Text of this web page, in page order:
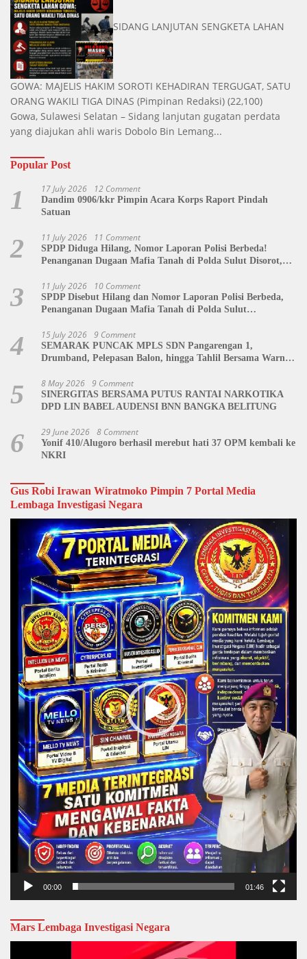
SIDANG LANJUTAN SENGKETA LAHAN
GOWA: MAJELIS HAKIM SOROTI KEHADIRAN TERGUGAT, SATU
ORANG WAKILI TIGA DINAS (Pimpinan Redaksi) (22,100)
Gowa, Sulawesi Selatan – Sidang lanjutan gugatan perdata
yang diajukan ahli waris Dobolo Bin Lemang...
Popular Post
1 17 July 2026 12 Comment
Dandim 0906/kkr Pimpin Acara Korps Raport Pindah
Satuan
2 11 July 2026 11 Comment
SPDP Diduga Hilang, Nomor Laporan Polisi Berbeda!
Penanganan Dugaan Mafia Tanah di Polda Sulut Disorot,
3 11 July 2026 10 Comment
SPDP Disebut Hilang dan Nomor Laporan Polisi Berbeda,
Penanganan Dugaan Mafia Tanah di Polda Sulut
4 15 July 2026 9 Comment
SEMARAK PUNCAK MPLS SDN Pangarengan 1,
Drumband, Pelepasan Balon, hingga Tahlil Bersama Warnai
5 8 May 2026 9 Comment
SINERGITAS BERSAMA PUTUS RANTAI NARKOTIKA
DPD LIN BABEL AUDENSI BNN BANGKA BELITUNG
6 29 June 2026 8 Comment
Yonif 410/Alugoro berhasil merebut hati 37 OPM kembali ke
NKRI
Gus Robi Irawan Wiratmoko Pimpin 7 Portal Media
Lembaga Investigasi Negara
Video
Player
00:00 01:46
Mars Lembaga Investigasi Negara